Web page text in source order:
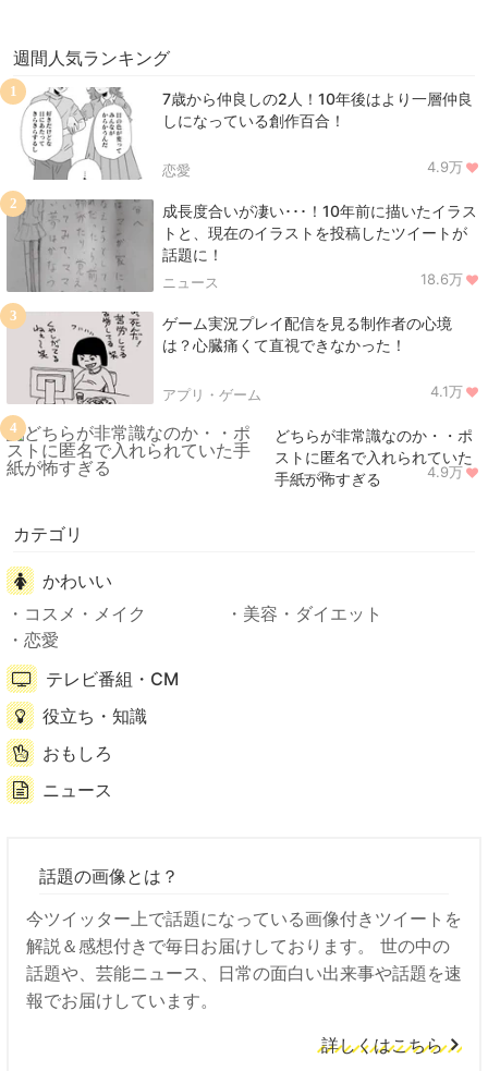
週間人気ランキング
7歳から仲良しの2人！10年後はより一層仲良
しになっている創作百合！
恋愛 4.9万
1
成長度合いが凄い･･･！10年前に描いたイラス
トと、現在のイラストを投稿したツイートが
話題に！
ニュース 18.6万
2
ゲーム実況プレイ配信を見る制作者の心境
は？心臓痛くて直視できなかった！
アプリ・ゲーム 4.1万
3
どちらが非常識なのか・・ポ
ストに匿名で入れられていた
手紙が怖すぎる
ニュース 4.9万
4
カテゴリ
かわいい
コスメ・メイク
美容・ダイエット
恋愛
テレビ番組・CM
役立ち・知識
おもしろ
ニュース
話題の画像とは？
今ツイッター上で話題になっている画像付きツイートを
解説＆感想付きで毎日お届けしております。 世の中の
話題や、芸能ニュース、日常の面白い出来事や話題を速
報でお届けしています。
詳しくはこちら